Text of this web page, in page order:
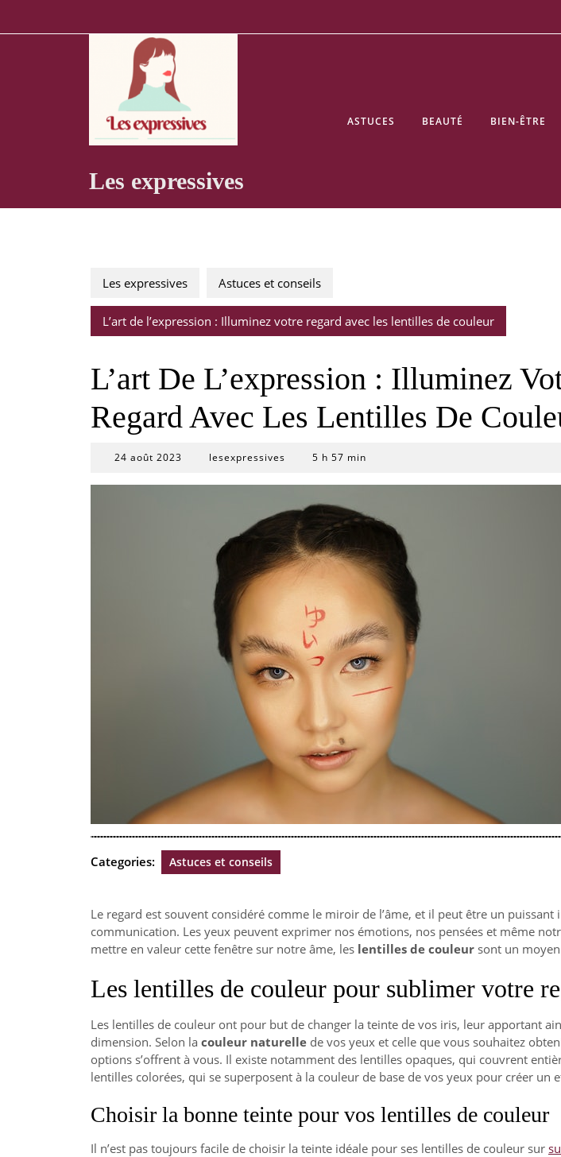
Les expressives
ASTUCES BEAUTÉ BIEN-ÊTRE
Les expressives Astuces et conseils
L’art de l’expression : Illuminez votre regard avec les lentilles de couleur
L’art De L’expression : Illuminez
Regard Avec Les Lentilles De
24 août 2023
2023
lesexpressives 5 h 57 min
Categories: Astuces et conseils
Le regard est souvent considéré comme le miroir de l’âme, et il peut être un puissant
communication. Les yeux peuvent exprimer nos émotions, nos pensées et même
mettre en valeur cette fenêtre sur notre âme, les lentilles de couleur sont un
Les lentilles de couleur pour sublimer votre
Les lentilles de couleur ont pour but de changer la teinte de vos iris, leur apportant
dimension. Selon la couleur naturelle de vos yeux et celle que vous souhaitez
options s’offrent à vous. Il existe notamment des lentilles opaques, qui couvrent
lentilles colorées, qui se superposent à la couleur de base de vos yeux pour créer un
Choisir la bonne teinte pour vos lentilles de couleur
Il n’est pas toujours facile de choisir la teinte idéale pour ses lentilles de couleur sur